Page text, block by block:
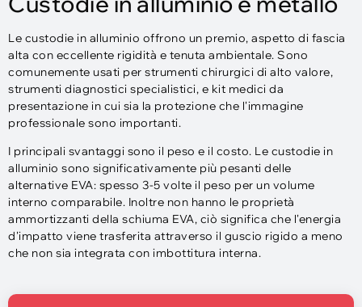
Le custodie in alluminio offrono un premio, aspetto di fascia
alta con eccellente rigidità e tenuta ambientale. Sono
comunemente usati per strumenti chirurgici di alto valore,
strumenti diagnostici specialistici, e kit medici da
presentazione in cui sia la protezione che l'immagine
professionale sono importanti.
I principali svantaggi sono il peso e il costo. Le custodie in
alluminio sono significativamente più pesanti delle
alternative EVA: spesso 3-5 volte il peso per un volume
interno comparabile. Inoltre non hanno le proprietà
ammortizzanti della schiuma EVA, ciò significa che l'energia
d'impatto viene trasferita attraverso il guscio rigido a meno
che non sia integrata con imbottitura interna.